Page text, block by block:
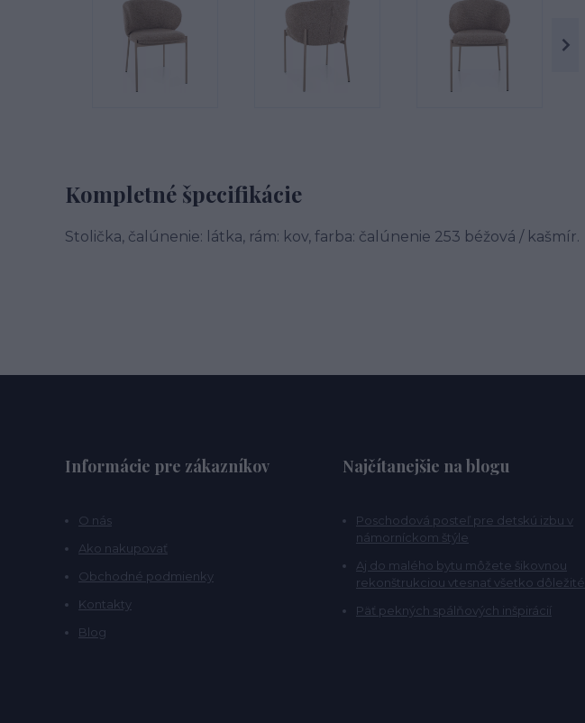
Kompletné špecifikácie
Stolička, čalúnenie: látka, rám: kov, farba: čalúnenie 253 béžová / kašmír.
Informácie pre zákazníkov
O nás
Ako nakupovať
Obchodné podmienky
Kontakty
Blog
Najčítanejšie na blogu
Poschodová posteľ pre detskú izbu v
námorníckom štýle
Aj do malého bytu môžete šikovnou
rekonštrukciou vtesnať všetko dôležité
Päť pekných spálňových inšpirácií